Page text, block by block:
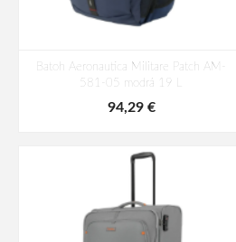
Batoh Aeronautica Militare Patch AM-
581-05 modrá 19 L
94,29 €